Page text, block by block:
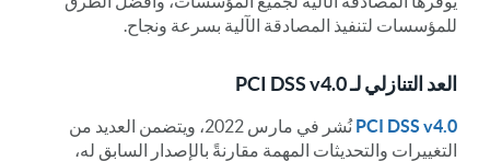
للمؤسسات لتنفيذ المصادقة الآلية بسرعة ونجاح.
العد التنازلي لـ PCI DSS v4.0
PCI DSS v4.0
نُشر في مارس 2022، ويتضمن العديد من
التغييرات والتحديثات المهمة مقارنةً بالإصدار السابق له،